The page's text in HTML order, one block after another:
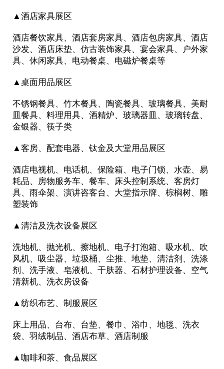
▲酒店家具展区
酒店餐饮家具、酒店套房家具、酒店包房家具、酒店
沙发、酒店床垫、仿古装饰家具、宴会家具、户外家
具、休闲家具、电动餐桌、电磁炉餐桌等
▲桌面用品展区
不锈钢餐具、竹木餐具、陶瓷餐具、玻璃餐具、美耐
皿餐具、料理用具、酒精炉、玻璃器皿、玻璃转盘、
金银器、筷子类
▲客房、配套电器、钛金及大堂用品展区
酒店电视机、电话机、保险箱、电子门锁、水壶、易
耗品、房物服务车、餐车、床头控制系统、客房灯
具、雨伞架、演讲咨客台、大堂指示牌、棕榈树、雕
塑装饰
▲清洁及洗衣设备展区
洗地机、抛光机、擦地机、电子打泡箱、吸水机、吹
风机、吸尘器、垃圾桶、尘推、地垫、清洁剂、洗涤
剂、洗手液、皂液机、干肤器、石材护理设备、空气
清新机、洗衣房设备
▲纺织布艺、制服展区
床上用品、台布、台垫、餐巾、浴巾、地毯、洗衣
袋、羽绒制品、酒店布草、酒店制服
▲咖啡和茶、食品展区